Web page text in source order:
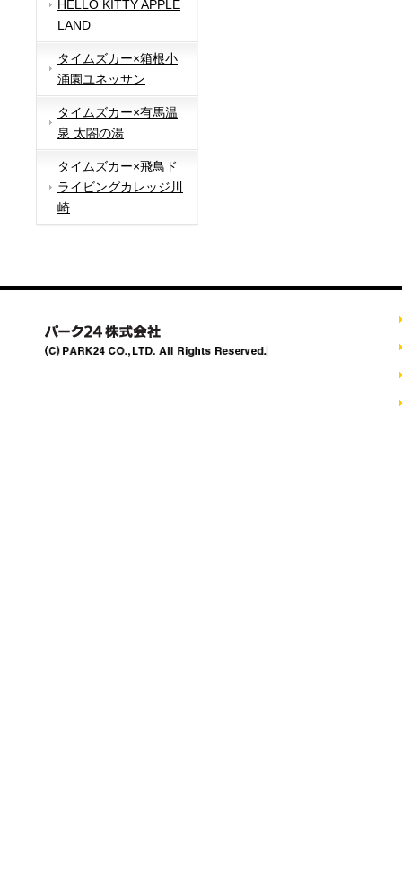
HELLO KITTY APPLE
LAND
タイムズカー×箱根小
涌園ユネッサン
タイムズカー×有馬温
泉 太閤の湯
タイムズカー×飛鳥ド
ライビングカレッジ川
崎